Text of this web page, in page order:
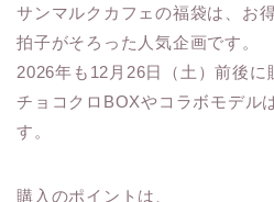
サンマルクカフェの福袋は、お
拍子がそろった人気企画です。
2026年も12月26日（土）前後に
チョコクロBOXやコラボモデル
す。
購入のポイントは、